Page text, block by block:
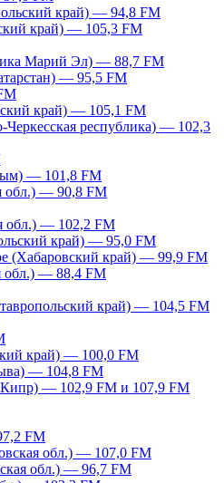
край) — 94,8 FM
край) — 105,3 FM
Марий Эл) — 88,7 FM
— 95,5 FM
край) — 105,1 FM
Черкесская республика) — 102,3
— 101,8 FM
обл.) — 90,8 FM
обл.) — 102,2 FM
край) — 95,0 FM
(Хабаровский край) — 99,9 FM
обл.) — 88,4 FM
край) — 104,5 FM
край) — 100,0 FM
— 104,8 FM
— 102,9 FM и 107,9 FM
FM
обл.) — 107,0 FM
обл.) — 96,7 FM